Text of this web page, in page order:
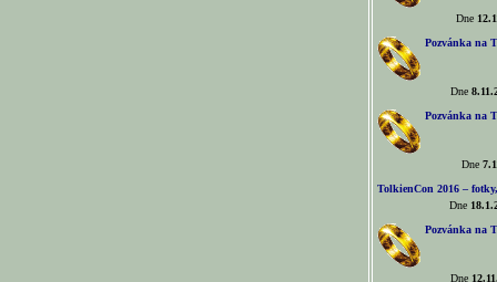
Dne
Pozvánka na
Dne
Pozvánka na
Dne
TolkienCon 2016 –
Dne
Pozvánka na
Dne